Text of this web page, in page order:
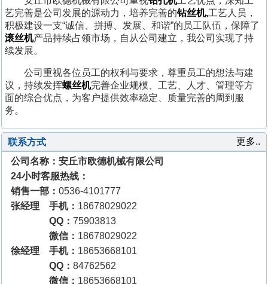
艺完善是公司发展的源动力，培养完善的钻丝机,工艺人员，
积极建设一支“诚信、拼搏、发展、和谐”的员工队伍，保障了
滚丝机产品持续占领市场，自从公司建立，我公司实现了持
续发展。
公司重视各位员工的权利与要求，尊重员工的想法与建
议，持续发挥螺丝机完善企业规模、工艺、人才、管理等方
面的综合优点，为客户提供效率稳定、质量完善的周到服
务。
更多..
联系方式
公司名称：安丘市欧德机械有限公司
24小时客服热线：
销售一部：0536-4101777
张经理 手机： 18678029022
QQ：75903813
微信： 18678029022
徐经理 手机： 18653668101
QQ：84762562
微信： 18653668101